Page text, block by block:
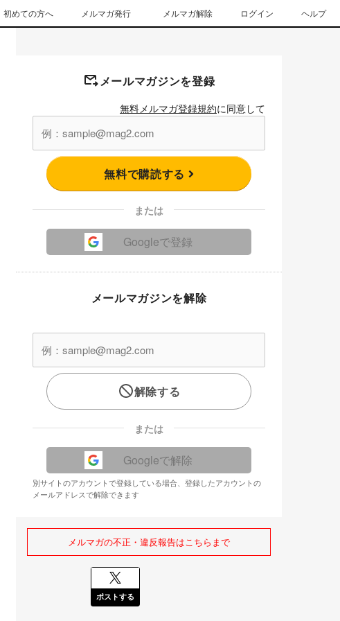
初めての方へ メルマガ発行 メルマガ解除 ログイン ヘルプ
メールマガジンを登録
無料メルマガ登録規約に同意して
無料で購読する
または
Googleで登録
メールマガジンを解除
解除する
または
Googleで解除
別サイトのアカウントで登録している場合、登録したアカウントの
メールアドレスで解除できます
メルマガの不正・違反報告はこちらまで
ポストする